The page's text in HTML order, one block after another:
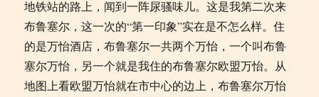
地铁站的路上，闻到一阵尿骚味儿。这是我第二次来
布鲁塞尔，这一次的“第一印象”实在是不怎么样。住
的是万怡酒店，布鲁塞尔一共两个万怡，一个叫布鲁
塞尔万怡，另一个就是我住的布鲁塞尔欧盟万怡。从
地图上看欧盟万怡就在市中心的边上，布鲁塞尔万怡